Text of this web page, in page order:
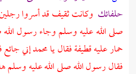
حلفائك وكانتثقيفقد أسروا
صلى الله عليه وسلم وجاء رسول
حمار عليه قطيفة فقال يا محمد إني
فقال رسول الله صلى الله عليه